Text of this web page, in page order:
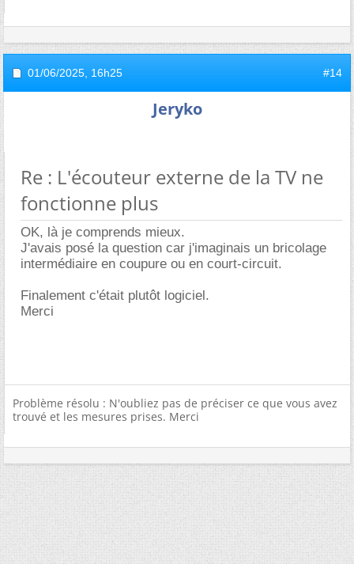
01/06/2025, 16h25 #14
Jeryko
Re : L'écouteur externe de la TV ne
fonctionne plus
OK, là je comprends mieux.
J'avais posé la question car j'imaginais un bricolage
intermédiaire en coupure ou en court-circuit.
Finalement c'était plutôt logiciel.
Merci
Problème résolu : N'oubliez pas de préciser ce que vous avez
trouvé et les mesures prises. Merci